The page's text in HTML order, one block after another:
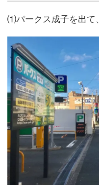
⑴パークス成子を出て、